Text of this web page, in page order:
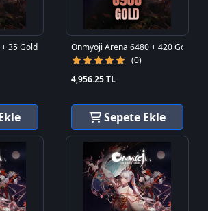
35 Gold
Onmyoji Arena 6480 + 420 Gold
(0)
4,956.25 TL
Sepete Ekle